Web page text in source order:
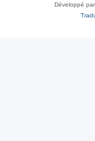
Développé par